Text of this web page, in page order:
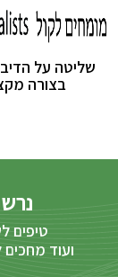
שליטה על
בצורה
טיפים
ועוד